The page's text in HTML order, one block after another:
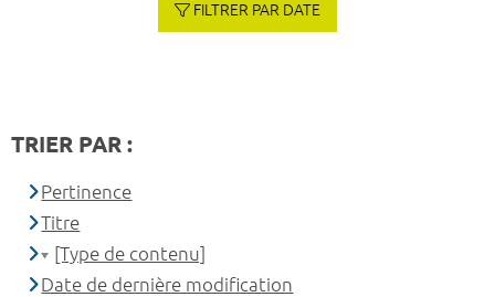
FILTRER PAR DATE
TRIER PAR :
Pertinence
Titre
[Type de contenu]
Date de dernière modification